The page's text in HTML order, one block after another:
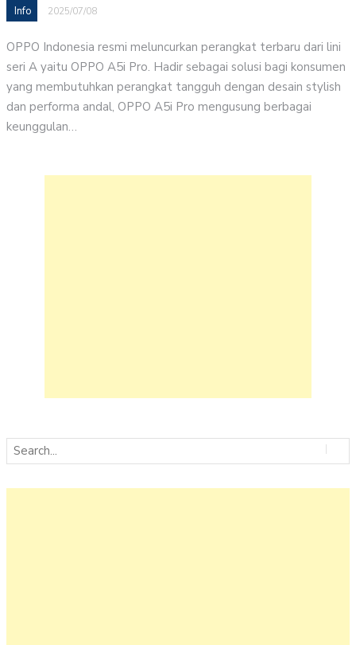
Info 2025/07/08
OPPO Indonesia resmi meluncurkan perangkat terbaru dari lini
seri A yaitu OPPO A5i Pro. Hadir sebagai solusi bagi konsumen
yang membutuhkan perangkat tangguh dengan desain stylish
dan performa andal, OPPO A5i Pro mengusung berbagai
keunggulan…